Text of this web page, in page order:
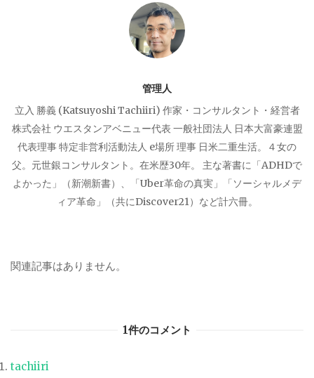
管理人
立入 勝義 (Katsuyoshi Tachiiri) 作家・コンサルタント・経営者
株式会社 ウエスタンアベニュー代表 一般社団法人 日本大富豪連盟
代表理事 特定非営利活動法人 e場所 理事 日米二重生活。４女の
父。元世銀コンサルタント。在米歴30年。 主な著書に「ADHDで
よかった」（新潮新書）、「Uber革命の真実」「ソーシャルメデ
ィア革命」（共にDiscover21）など計六冊。
関連記事はありません。
1件のコメント
tachiiri